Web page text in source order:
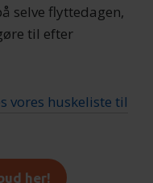
selve flyttedagen,
til efter
vores huskeliste til
her!